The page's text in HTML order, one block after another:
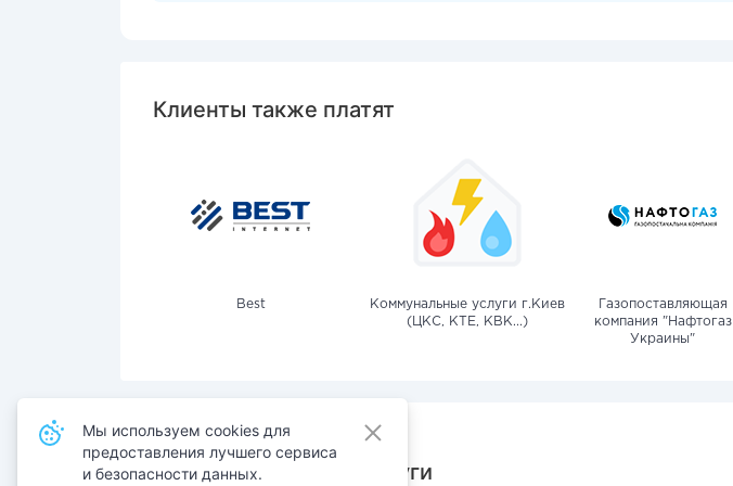
Клиенты также платят
Best
Коммунальные услуги г.Киев
(ЦКС, КТЕ, КВК...)
Газопоставляющая
компания "Нафтогаз
Украины"
Также оплачивают услуги
Мы используем cookies для
предоставления лучшего сервиса
и безопасности данных.